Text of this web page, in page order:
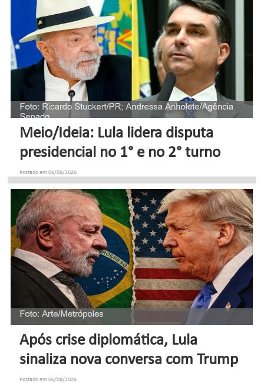
Meio/Ideia: Lula lidera disputa
presidencial no 1° e no 2° turno
Postado em 06/08/2026
Após crise diplomática, Lula
sinaliza nova conversa com Trump
Postado em 06/08/2026